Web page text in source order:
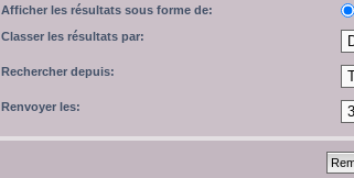
Afficher les résultats sous forme de:
Classer les résultats par:
Rechercher depuis:
Renvoyer les: